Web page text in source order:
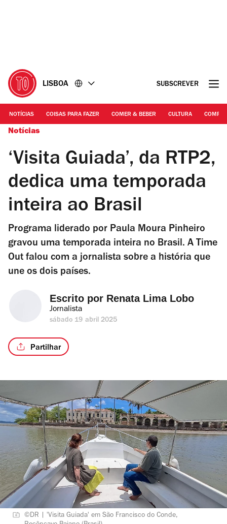
LISBOA SUBSCREVER
NOTÍCIAS COISAS PARA FAZER COMER & BEBER CULTURA
Notícias
‘Visita Guiada’, da RTP2,
dedica uma temporada
inteira ao Brasil
Programa liderado por Paula Moura Pinheiro
gravou uma temporada inteira no Brasil. A Time
Out falou com a jornalista sobre a história que
une os dois países.
Escrito por Renata Lima Lobo
Jornalista
sábado 19 abril 2025
Partilhar
©DR | 'Visita Guiada' em São Francisco do Conde,